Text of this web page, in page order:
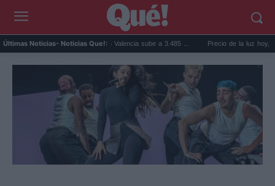
Últimas Noticias- Noticias Que!:
en Valencia sube a 3.485 ... Precio de la luz hoy, jueves 6 de agosto: la hora ...